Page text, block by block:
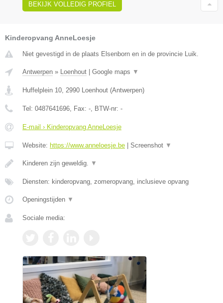
BEKIJK VOLLEDIG PROFIEL
Kinderopvang AnneLoesje
Niet gevestigd in de plaats Elsenborn en in de provincie Luik.
Antwerpen » Loenhout Google maps ▼
Huffelplein 10, 2990 Loenhout (Antwerpen)
Tel: 0487641696, Fax: -, BTW-nr: -
E-mail › Kinderopvang AnneLoesje
Website: https://www.anneloesje.be Screenshot ▼
Kinderen zijn geweldig. ▼
Diensten: kinderopvang, zomeropvang, inclusieve opvang
Openingstijden ▼
Sociale media: